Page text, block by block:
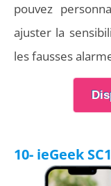
pouvez
ajuster la
les fausses
10- ieGeek SC1